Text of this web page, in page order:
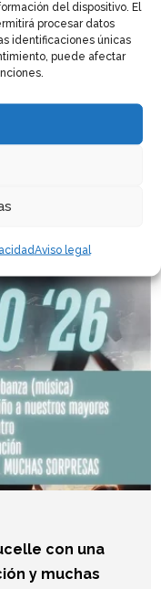
del dispositivo. El
procesar datos
identificaciones únicas
puede afectar
Aviso legal
las «Noches de
del 4 al 6 de
con una
y muchas